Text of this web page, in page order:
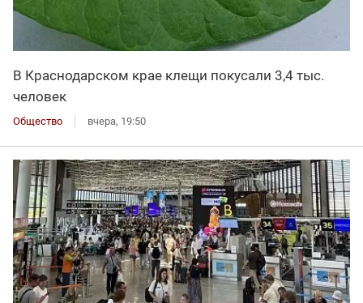
В Краснодарском крае клещи покусали 3,4 тыс.
человек
Общество вчера, 19:50